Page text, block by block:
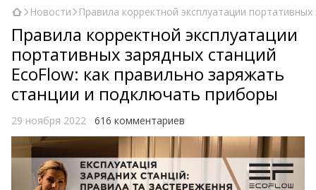
Новости Правила корректной эксплуатации
Правила корректной эксплуатации
портативных зарядных станций
EcoFlow: как правильно заряжать
станции и подключать приборы
29 ноября 2022 616 комментариев